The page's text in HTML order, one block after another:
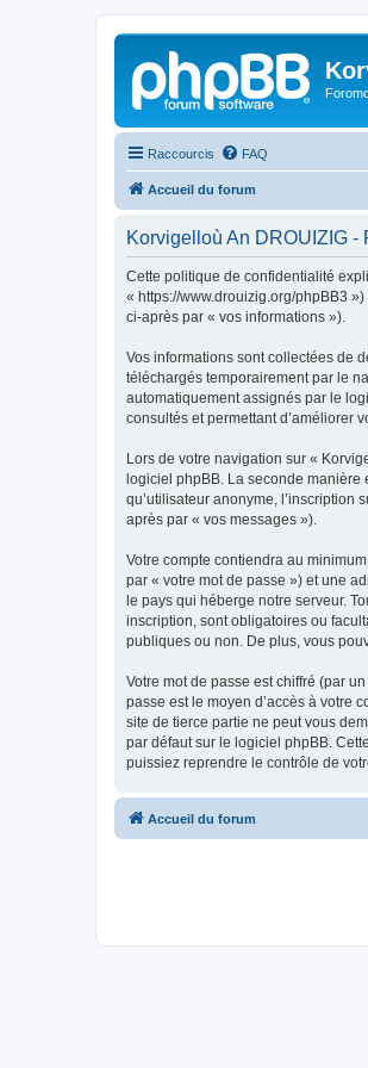
Raccourcis FAQ
Accueil du forum
Korvigelloù An DROUIZIG
Cette politique de confidentialité
« https://www.drouizig.org/phpBB3
ci-après par « vos informations »).
Vos informations sont collectées de
téléchargés temporairement par le
automatiquement assignés par le
consultés et permettant d’améliorer
Lors de votre navigation sur «
logiciel phpBB. La seconde manière
qu’utilisateur anonyme, l’inscription
après par « vos messages »).
Votre compte contiendra au
par « votre mot de passe ») et une
le pays qui héberge notre serveur.
inscription, sont obligatoires ou
publiques ou non. De plus, vous
Votre mot de passe est chiffré (par
passe est le moyen d’accès à votre
site de tierce partie ne peut vous
par défaut sur le logiciel phpBB.
puissiez reprendre le contrôle de
Accueil du forum